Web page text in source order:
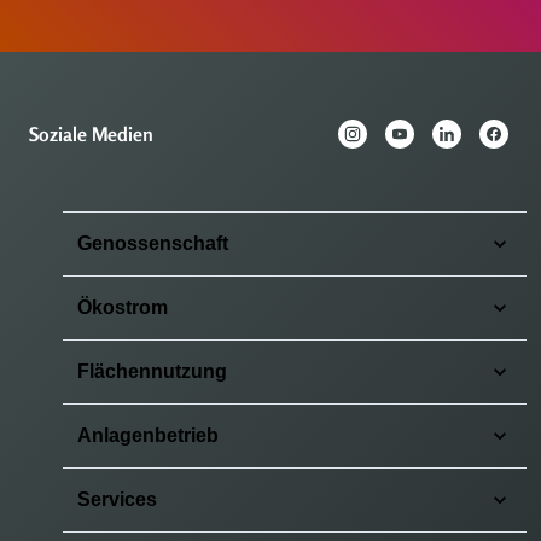
Soziale Medien
Genossenschaft
Ökostrom
Flächennutzung
Anlagenbetrieb
Services